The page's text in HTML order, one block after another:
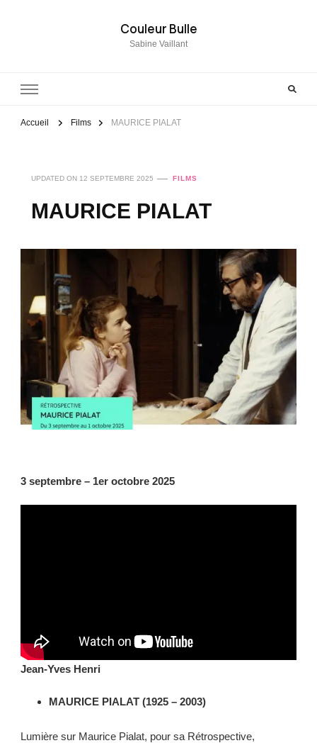
Couleur Bulle
Sabine Vaillant
Accueil Films MAURICE PIALAT
UPDATED ON 12 SEPTEMBRE 2025 FILMS
MAURICE PIALAT
3 septembre – 1er octobre 2025
Jean-Yves Henri
MAURICE PIALAT (1925 – 2003)
Lumière sur Maurice Pialat, pour sa Rétrospective,